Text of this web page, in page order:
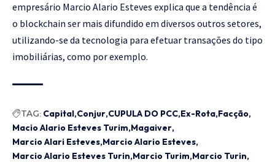
empresário Marcio Alario Esteves explica que a tendência é
o blockchain ser mais difundido em diversos outros setores,
utilizando-se da tecnologia para efetuar transações do tipo
imobiliárias, como por exemplo.
TAG: Capital Conjur CUPULA DO PCC Ex-Rota Facção
Macio Alario Esteves Turim Magaiver
Marcio Alari Esteves Marcio Alario Esteves
Marcio Alario Esteves Turin Marcio Turim Marcio Turin